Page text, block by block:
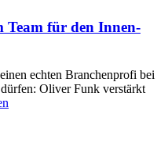
Team für den Innen-
echten Branchenprofi bei
Oliver Funk verstärkt